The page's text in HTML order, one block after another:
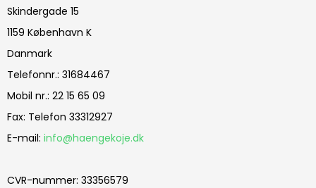
Skindergade 15
1159 København K
Danmark
Telefonnr.: 31684467
Mobil nr.: 22 15 65 09
Fax: Telefon 33312927
E-mail: info@haengekoje.dk
CVR-nummer: 33356579